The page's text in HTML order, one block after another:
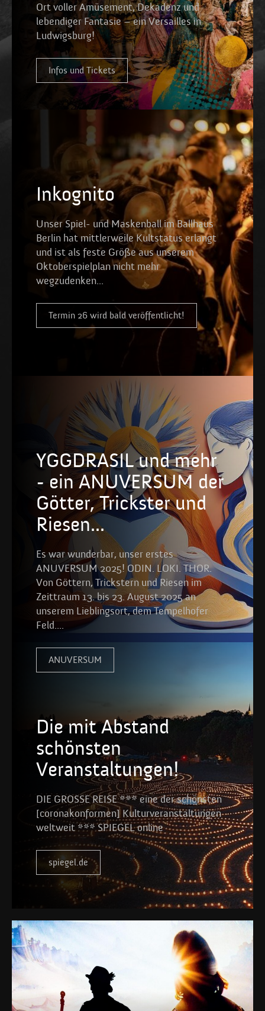
Ort voller Amüsement, Dekadenz und
lebendiger Fantasie – ein Versailles in
Ludwigsburg!
Infos und Tickets
Inkognito
Unser Spiel- und Maskenball im Ballhaus
Berlin hat mittlerweile Kultstatus erlangt
und ist als feste Größe aus unserem
Oktoberspielplan nicht mehr
wegzudenken...
Termin 26 wird bald veröffentlicht!
YGGDRASIL und mehr
- ein ANUVERSUM der
Götter, Trickster und
Riesen...
Es war wunderbar, unser erstes
ANUVERSUM 2025! ODIN. LOKI. THOR.
Von Göttern, Trickstern und Riesen im
Zeittraum 13. bis 23. August 2025 an
unserem Lieblingsort, dem Tempelhofer
Feld....
ANUVERSUM
Die mit Abstand
schönsten
Veranstaltungen!
DIE GROSSE REISE *** eine der schönsten
[coronakonformen] Kulturveranstaltungen
weltweit *** SPIEGEL online
spiegel.de